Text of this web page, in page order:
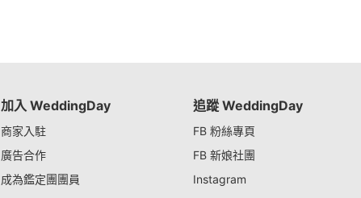
加入 WeddingDay
商家入駐
廣告合作
成為鑑定團團員
追蹤 WeddingDay
FB 粉絲專頁
FB 新娘社團
Instagram